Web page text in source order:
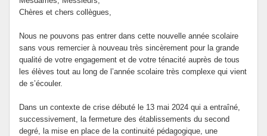
Chères et chers collègues,
Nous ne pouvons pas entrer dans cette nouvelle année scolaire
sans vous remercier à nouveau très sincèrement pour la grande
qualité de votre engagement et de votre ténacité auprès de tous
les élèves tout au long de l’année scolaire très complexe qui vient
de s’écouler.
Dans un contexte de crise débuté le 13 mai 2024 qui a entraîné,
successivement, la fermeture des établissements du second
degré, la mise en place de la continuité pédagogique, une